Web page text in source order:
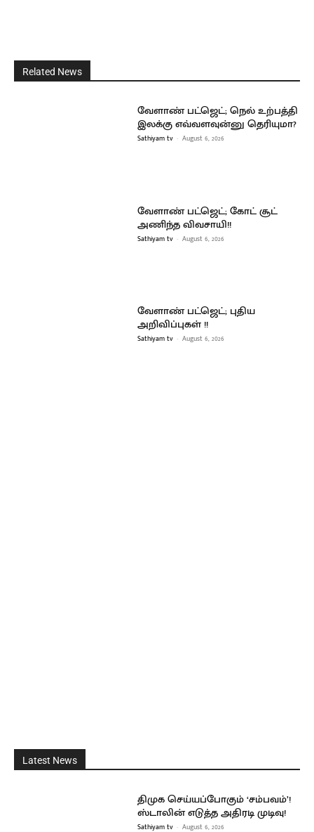
Related News
வேளாண் பட்ஜெட்; நெல் உற்பத்தி
இலக்கு எவ்வளவுன்னு தெரியுமா?
Sathiyam tv - August 6, 2026
வேளாண் பட்ஜெட்; கோட் சூட்
அணிந்த விவசாயி!!
Sathiyam tv - August 6, 2026
வேளாண் பட்ஜெட்; புதிய
அறிவிப்புகள் !!
Sathiyam tv - August 6, 2026
Latest News
திமுக செய்யப்போகும் ‘சம்பவம்’!
ஸ்டாலின் எடுத்த அதிரடி முடிவு!
Sathiyam tv - August 6, 2026